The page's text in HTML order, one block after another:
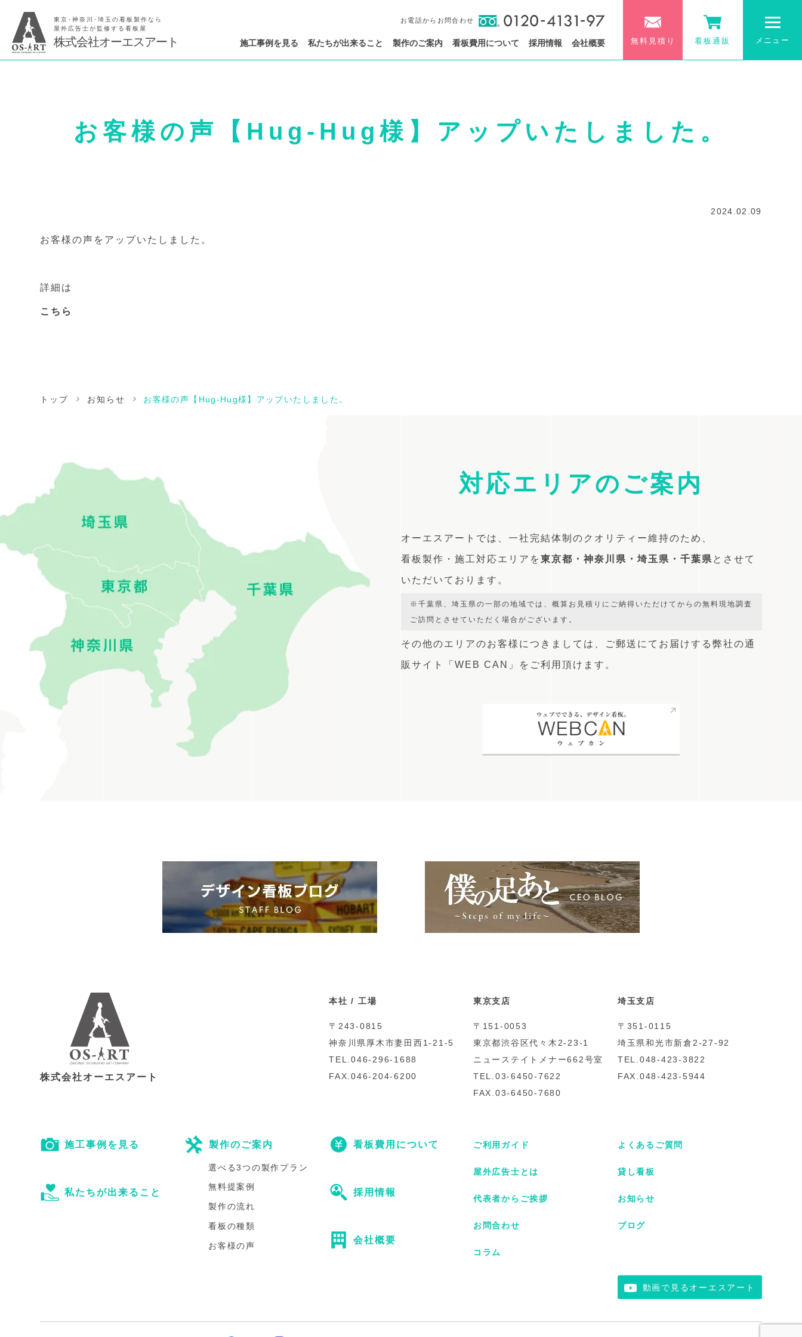
東京･神奈川･埼玉の看板製作なら
屋外広告士が監修する看板屋
株式会社オーエスアート
お電話からお問合わせ
施工事例を見る 私たちが出来ること 製作のご案内 看板費用について 採用情報 会社概要 無料見積り 看板通販 メニュー
お客様の声【Hug-Hug様】アップいたしました。
2024.02.09
お客様の声をアップいたしました。
詳細は
こちら
トップ お知らせ お客様の声【Hug-Hug様】アップいたしました。
対応エリアのご案内
オーエスアートでは、 一社完結体制のクオリティー維持のため、
看板製作・施工対応エリアを東京都・神奈川県・埼玉県・千葉県 とさせて
いただいております。
※千葉県、埼玉県の一部の地域では、概算お見積りにご納得いただけてからの無料現地調査
ご訪問とさせていただく場合がございます。
その他のエリアのお客様につきましては、 ご郵送にてお届けする弊社の通
販サイト 「WEB CAN」をご利用頂けます。
株式会社オーエスアート
本社 / 工場
〒243-0815
神奈川県厚木市妻田西1-21-5
TEL.046-296-1688
FAX.046-204-6200
東京支店
〒151-0053
東京都渋谷区代々木2-23-1
ニューステイトメナー662号室
TEL.03-6450-7622
FAX.03-6450-7680
埼玉支店
〒351-0115
埼玉県和光市新倉2-27-92
TEL.048-423-3822
FAX.048-423-5944
施工事例を見る
私たちが出来ること
製作のご案内
選べる3つの製作プラン
無料提案例
製作の流れ
看板の種類
お客様の声
看板費用について
採用情報
会社概要
ご利用ガイド
屋外広告士とは
代表者からご挨拶
お問合わせ
よくあるご質問
貸し看板
お知らせ
ブログ
コラム
動画で見るオーエスアート